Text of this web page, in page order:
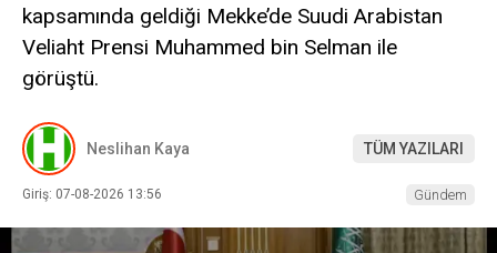
kapsamında geldiği Mekke’de Suudi Arabistan
Veliaht Prensi Muhammed bin Selman ile
görüştü.
Neslihan Kaya TÜM YAZILARI
Giriş: 07-08-2026 13:56 Gündem